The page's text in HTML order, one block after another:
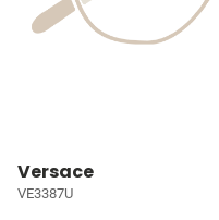
Versace
VE3387U